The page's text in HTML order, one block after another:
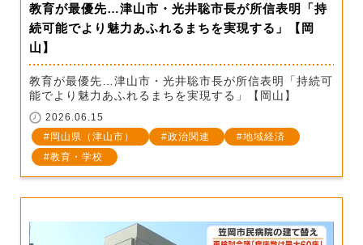
教育が最優先…津山市・光井聡市長が所信表明「持
続可能でより魅力あふれるまちを実現する」【岡
山】
教育が最優先…津山市・光井聡市長が所信表明「持続可
能でより魅力あふれるまちを実現する」【岡山】
2026.06.15
岡山県（津山市）
政治関連
地域経済
教育・学校